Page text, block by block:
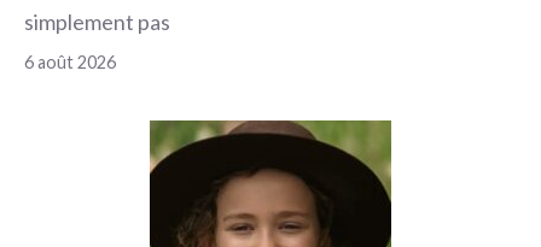
simplement pas
6 août 2026